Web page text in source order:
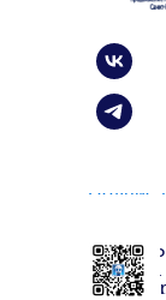
ЧАТ
клуба